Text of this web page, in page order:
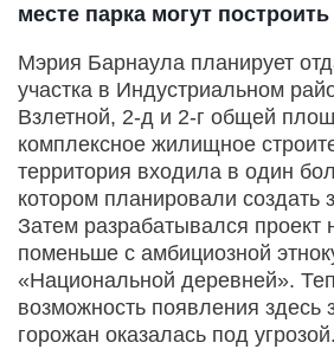
месте парка могут
Мэрия Барнаула планирует
участка в Индустриальном
Взлетной, 2-д и 2-г общей
комплексное жилищное
территория входила в один
котором планировали создать
Затем разрабатывался проект
поменьше с амбициозной
«Национальной деревней».
возможность появления здесь
горожан оказалась под угрозой.